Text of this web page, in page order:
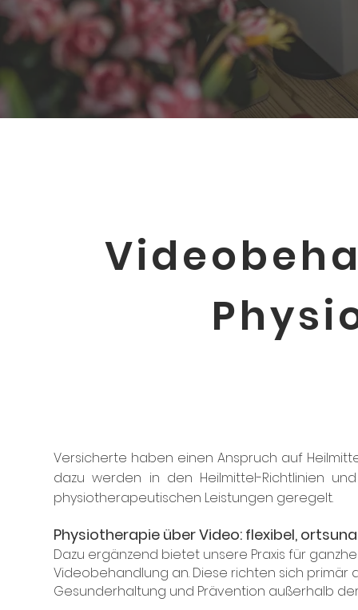
Versicherte haben einen Anspruch auf
dazu werden in den Heilmittel-Richtlinien
physiotherapeutischen Leistungen geregelt.
Physiotherapie über Video: flexibel,
Dazu ergänzend bietet unsere Praxis für
Videobehandlung an. Diese richten sich primär
Gesunderhaltung und Prävention außerhalb